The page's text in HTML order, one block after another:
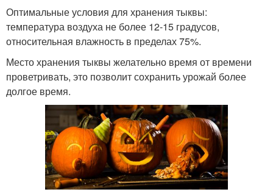
Оптимальные условия для хранения тыквы:
температура воздуха не более 12-15 градусов,
относительная влажность в пределах 75%.
Место хранения тыквы желательно время от времени
проветривать, это позволит сохранить урожай более
долгое время.